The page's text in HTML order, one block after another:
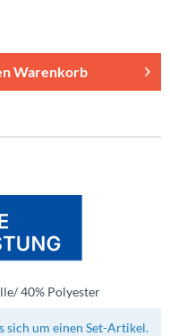
Warenkorb
40% Polyester
sich um einen Set-Artikel.